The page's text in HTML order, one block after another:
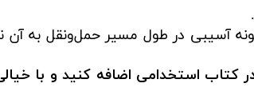
آسیبی در طول مسیر حمل‌ونقل به آن
کتاب استخدامی اضافه کنید و با